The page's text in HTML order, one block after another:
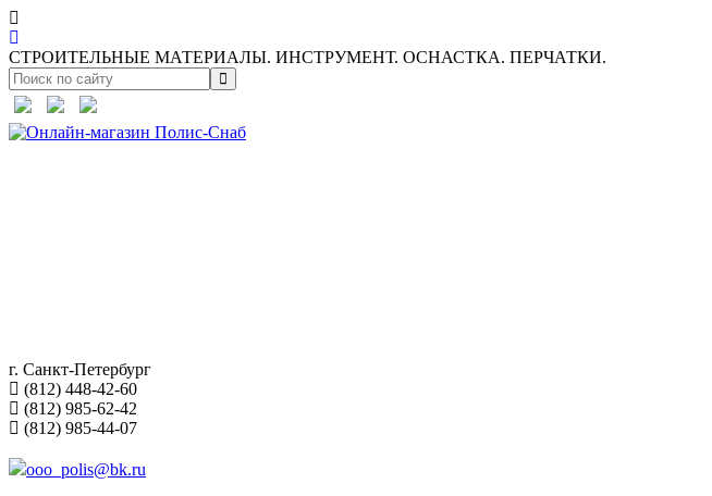
СТРОИТЕЛЬНЫЕ МАТЕРИАЛЫ. ИНСТРУМЕНТ. ОСНАСТКА. ПЕРЧАТКИ.
г. Санкт-Петербург
(812) 448-42-60
(812) 985-62-42
(812) 985-44-07
ooo_polis@bk.ru